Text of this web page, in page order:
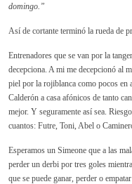
domingo.”
Así de cortante terminó la rueda de
Entrenadores que se van por la
decepciona. A mi me decepcionó al
piel por la rojiblanca como pocos en
Calderón a casa afónicos de tanto
mejor. Y seguramente así sea.
cuantos: Futre, Toni, Abel o
Esperamos un Simeone que a las
perder un derbi por tres goles
que se puede ganar, perder o